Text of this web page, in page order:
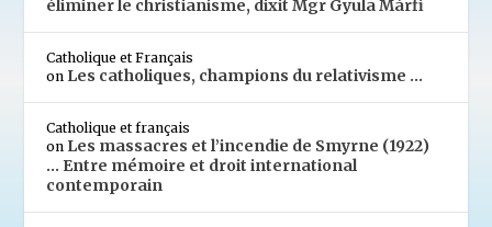
éliminer le christianisme, dixit Mgr Gyula Márfi
Catholique et Français
on Les catholiques, champions du relativisme …
Catholique et français
on Les massacres et l’incendie de Smyrne (1922)
… Entre mémoire et droit international
contemporain